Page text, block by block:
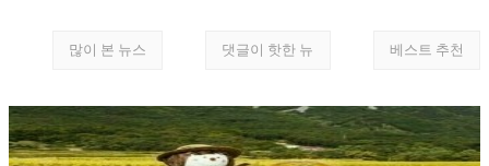
많이 본 뉴스 댓글이 핫한 뉴 베스트 추천